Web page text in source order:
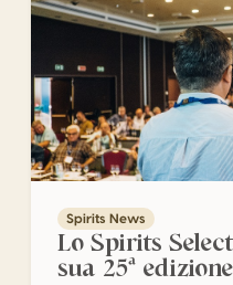
Spirits News
Lo Spirits
sua 25ª